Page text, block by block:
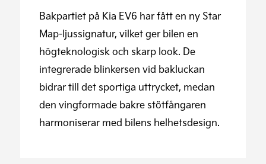
Bakpartiet på Kia EV6 har fått en ny Star
Map-ljussignatur, vilket ger bilen en
högteknologisk och skarp look. De
integrerade blinkersen vid bakluckan
bidrar till det sportiga uttrycket, medan
den vingformade bakre stötfångaren
harmoniserar med bilens helhetsdesign.